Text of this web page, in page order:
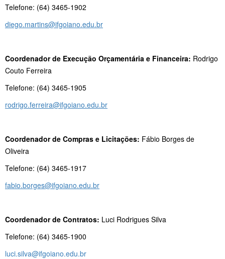
Telefone: (64) 3465-1902
diego.martins@ifgoiano.edu.br
Coordenador de Execução Orçamentária e Financeira: Rodrigo
Couto Ferreira
Telefone: (64) 3465-1905
rodrigo.ferreira@ifgoiano.edu.br
Coordenador de Compras e Licitações: Fábio Borges de
Oliveira
Telefone: (64) 3465-1917
fabio.borges@ifgoiano.edu.br
Coordenador de Contratos: Luci Rodrigues Silva
Telefone: (64) 3465-1900
luci.silva@ifgoiano.edu.br